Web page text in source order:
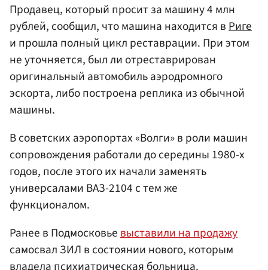
Продавец, который просит за машину 4 млн
рублей, сообщил, что машина находится вРиге
и прошла полный цикл реставрации. При этом
не уточняется, был ли отреставрирован
оригинальный автомобиль аэродромного
эскорта, либо построена реплика из обычной
машины.
В советских аэропортах «Волги» в роли машин
сопровождения работали до середины 1980-х
годов, после этого их начали заменять
универсалами ВАЗ-2104 с тем же
функционалом.
Ранее в Подмосковьевыставили на продажу
самосвал ЗИЛ в состоянии нового, которым
владела психиатрическая больница.